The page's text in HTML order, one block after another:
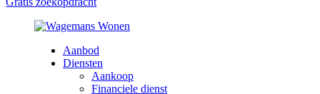
Aanbod
Diensten
Aankoop
Financiele dienst